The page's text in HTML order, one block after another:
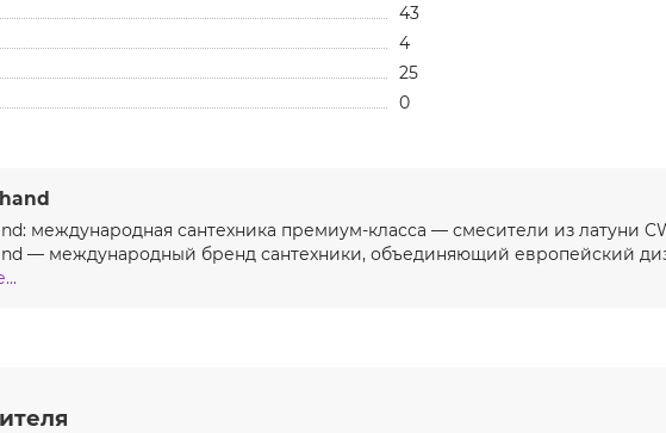
43
4
25
0
международная сантехника премиум-класса — смесители из латуни
— международный бренд сантехники, объединяющий европейский